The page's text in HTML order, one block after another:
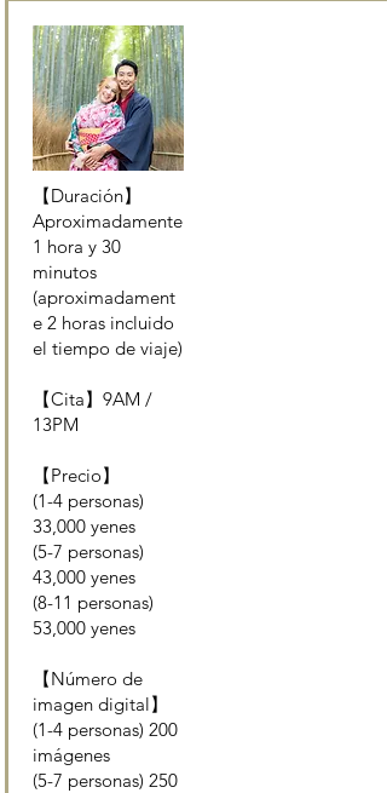
【Duración】
Aproximadamente
1 hora y 30
minutos
(aproximadament
e 2 horas incluido
el tiempo de viaje)
【Cita】9AM /
13PM
【Precio】
(1-4 personas)
33,000 yenes
(5-7 personas)
43,000 yenes
(8-11 personas)
53,000 yenes
【Número de
imagen digital】
(1-4 personas) 200
imágenes
(5-7 personas) 250